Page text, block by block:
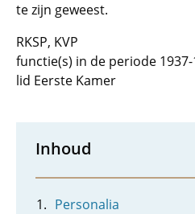
te zijn geweest.
RKSP, KVP
functie(s) in de periode
lid Eerste Kamer
Inhoud
Personalia